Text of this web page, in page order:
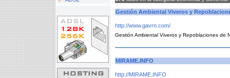
Gestión Ambiental Viveros y
http://www.gavrn.com/
Gestión Ambiental Viveros y Repoblaciones de
MIRAME.INFO
http://MIRAME.INFO